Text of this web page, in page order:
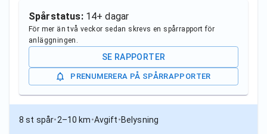
Spårstatus: 14+ dagar
För mer än två veckor sedan skrevs en spårrapport för
anläggningen.
SE RAPPORTER
PRENUMERERA PÅ SPÅRRAPPORTER
8 st spår•2–10 km•Avgift•Belysning